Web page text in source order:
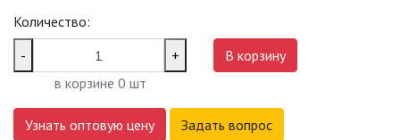
ДАТЧИКИ ДВИЖЕНИЯ И
Количество:
-
+
в корзине 0 шт
В корзину
Узнать оптовую цену Задать вопрос